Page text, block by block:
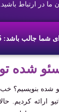
ما در ارتباط باشید.
شما جالب باشد:5 راز نوشتن
شده
شده
ارائه